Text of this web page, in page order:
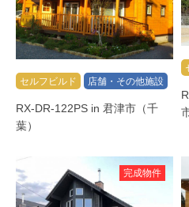
セルフビルド 店舗・その他施設
RX-DR-122PS in 君津市（千
葉）
完成物件